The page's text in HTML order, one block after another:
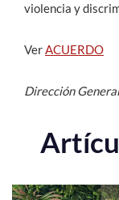
violencia y
VerACUERDO
Dirección